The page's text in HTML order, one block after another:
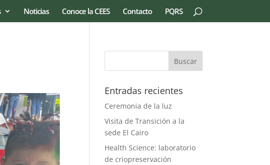
Noticias Conoce la CEES Contacto PQRS
Entradas recientes
Ceremonia de la luz
Visita de Transición a la
sede El Cairo
Health Science: laboratorio
de criopreservación